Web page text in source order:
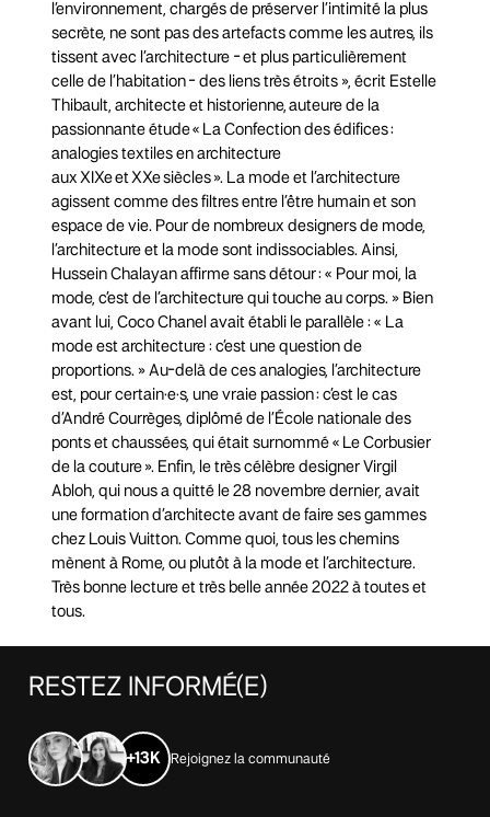
l’environnement, chargés de préserver l’intimité la plus
secrète, ne sont pas des artefacts comme les autres, ils
tissent avec l’architecture - et plus particulièrement
celle de l’habitation - des liens très étroits », écrit Estelle
Thibault, architecte et historienne, auteure de la
passionnante étude « La Confection des édifices :
analogies textiles en architecture
aux XIXe et XXe siècles ». La mode et l’architecture
agissent comme des filtres entre l’être humain et son
espace de vie. Pour de nombreux designers de mode,
l’architecture et la mode sont indissociables. Ainsi,
Hussein Chalayan affirme sans détour : « Pour moi, la
mode, c’est de l’architecture qui touche au corps. » Bien
avant lui, Coco Chanel avait établi le parallèle : « La
mode est architecture : c’est une question de
proportions. » Au-delà de ces analogies, l’architecture
est, pour certain·e·s, une vraie passion : c’est le cas
d’André Courrèges, diplômé de l’École nationale des
ponts et chaussées, qui était surnommé « Le Corbusier
de la couture ». Enfin, le très célèbre designer Virgil
Abloh, qui nous a quitté le 28 novembre dernier, avait
une formation d’architecte avant de faire ses gammes
chez Louis Vuitton. Comme quoi, tous les chemins
mènent à Rome, ou plutôt à la mode et l’architecture.
Très bonne lecture et très belle année 2022 à toutes et
tous.
RESTEZ INFORMÉ(E)
+13K Rejoignez la communauté